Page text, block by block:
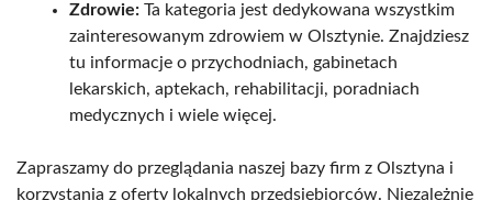
Zdrowie: Ta kategoria jest dedykowana wszystkim
zainteresowanym zdrowiem w Olsztynie. Znajdziesz
tu informacje o przychodniach, gabinetach
lekarskich, aptekach, rehabilitacji, poradniach
medycznych i wiele więcej.
Zapraszamy do przeglądania naszej bazy firm z Olsztyna i
korzystania z oferty lokalnych przedsiębiorców. Niezależnie